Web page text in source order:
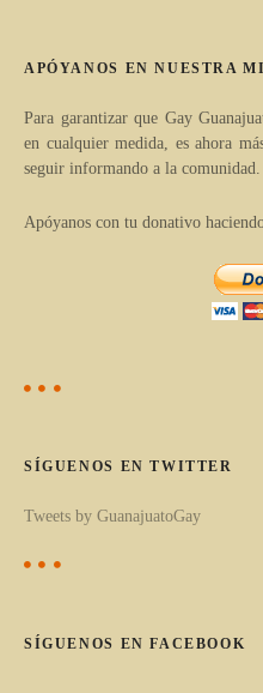
e
n
t
r
r
t
í
c
u
o
c
t
e
o
APÓYANOS EN NUESTRA
Para garantizar que Gay
en cualquier medida, es ahora
seguir informando a la comunidad.
Apóyanos con tu donativo
SÍGUENOS EN TWITTER
Tweets by GuanajuatoGay
SÍGUENOS EN FACEBOOK